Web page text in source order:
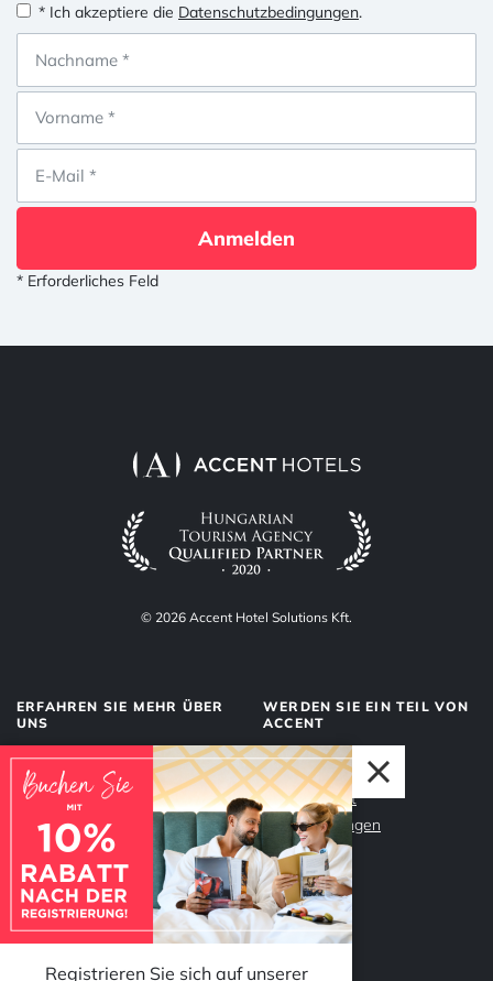
* Ich akzeptiere die Datenschutzbedingungen.
Anmelden
* Erforderliches Feld
© 2026 Accent Hotel Solutions Kft.
ERFAHREN SIE MEHR ÜBER
UNS
Über uns
Datenschutz
Impressum
Warum Accent?
WERDEN SIE EIN TEIL VON
ACCENT
Management
Dienstleistungen
Unser Team
Registrieren Sie sich auf unserer